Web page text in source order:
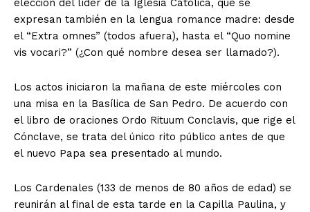
elección del líder de la Iglesia Católica, que se
expresan también en la lengua romance madre: desde
el “Extra omnes” (todos afuera), hasta el “Quo nomine
vis vocari?” (¿Con qué nombre desea ser llamado?).
Los actos iniciaron la mañana de este miércoles con
una misa en la Basílica de San Pedro. De acuerdo con
el libro de oraciones Ordo Rituum Conclavis, que rige el
Cónclave, se trata del único rito público antes de que
el nuevo Papa sea presentado al mundo.
Los Cardenales (133 de menos de 80 años de edad) se
reunirán al final de esta tarde en la Capilla Paulina, y